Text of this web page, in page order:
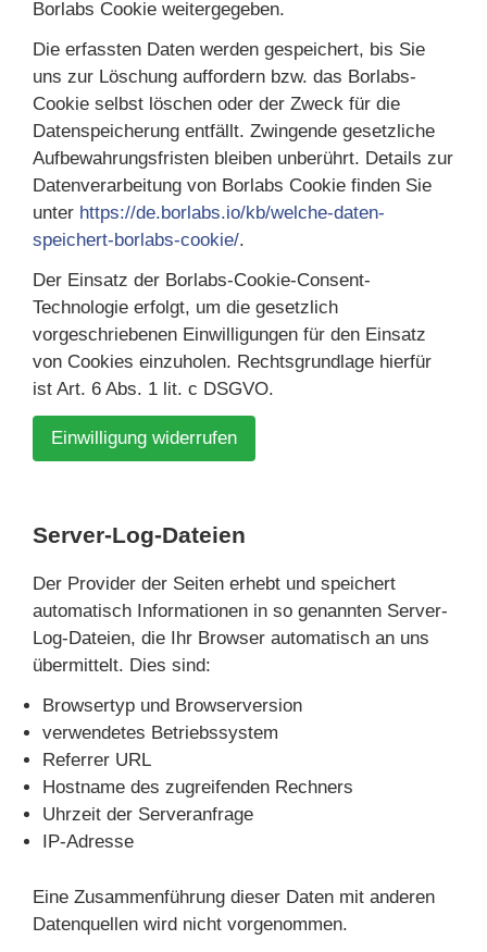
Borlabs Cookie weitergegeben.
Die erfassten Daten werden gespeichert, bis Sie
uns zur Löschung auffordern bzw. das Borlabs-
Cookie selbst löschen oder der Zweck für die
Datenspeicherung entfällt. Zwingende gesetzliche
Aufbewahrungsfristen bleiben unberührt. Details zur
Datenverarbeitung von Borlabs Cookie finden Sie
unter https://de.borlabs.io/kb/welche-daten-
speichert-borlabs-cookie/.
Der Einsatz der Borlabs-Cookie-Consent-
Technologie erfolgt, um die gesetzlich
vorgeschriebenen Einwilligungen für den Einsatz
von Cookies einzuholen. Rechtsgrundlage hierfür
ist Art. 6 Abs. 1 lit. c DSGVO.
Einwilligung widerrufen
Server-Log-Dateien
Der Provider der Seiten erhebt und speichert
automatisch Informationen in so genannten Server-
Log-Dateien, die Ihr Browser automatisch an uns
übermittelt. Dies sind:
Browsertyp und Browserversion
verwendetes Betriebssystem
Referrer URL
Hostname des zugreifenden Rechners
Uhrzeit der Serveranfrage
IP-Adresse
Eine Zusammenführung dieser Daten mit anderen
Datenquellen wird nicht vorgenommen.